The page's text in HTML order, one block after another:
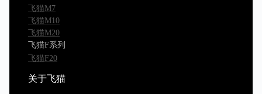
飞猫M7
飞猫M10
飞猫M20
飞猫F系列
飞猫F20
关于飞猫